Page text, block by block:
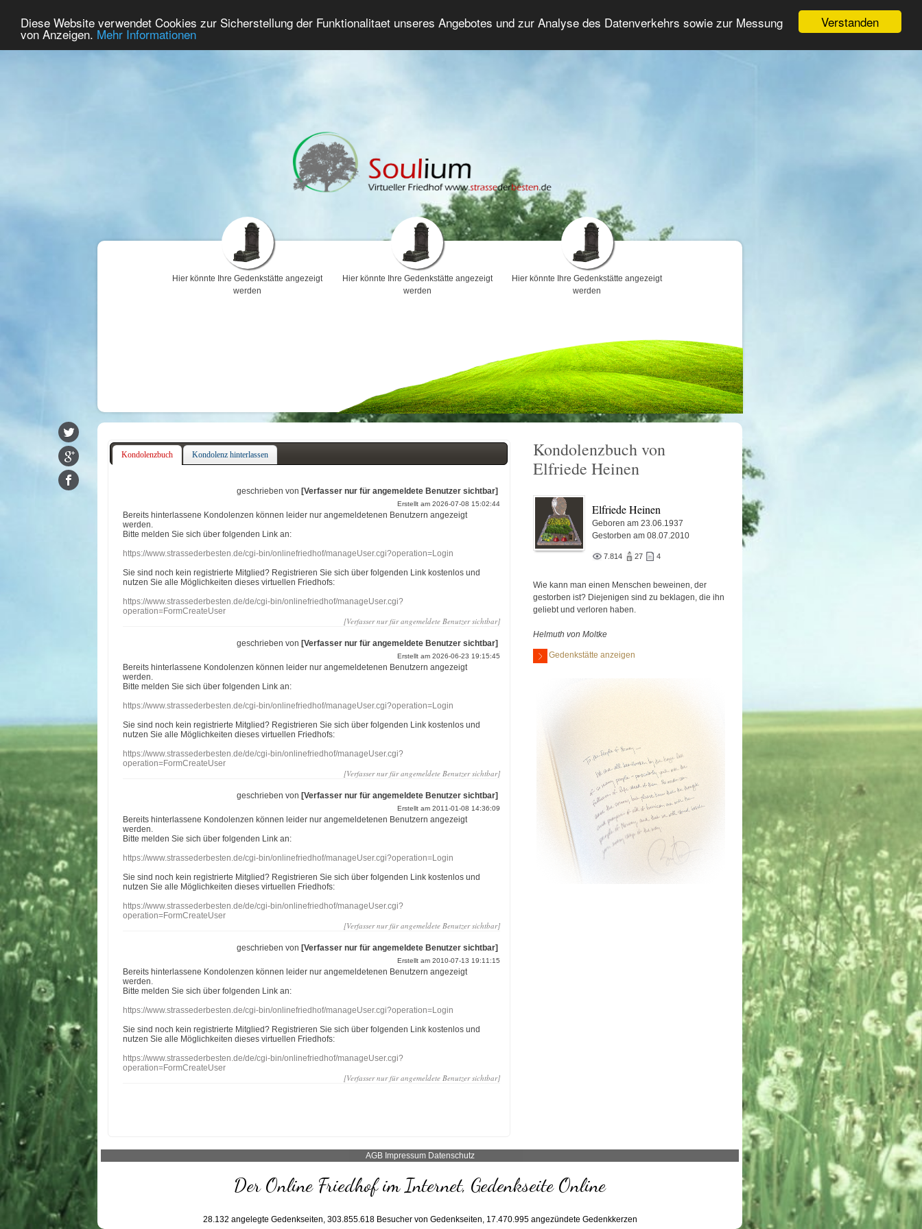
Verstanden
Diese Website verwendet Cookies zur Sicherstellung der Funktionalitaet unseres Angebotes und zur Analyse des Datenverkehrs sowie zur Messung
von Anzeigen. Mehr Informationen
Home Premium Gedenken Trauerforum Erweiterte Suche Anmelden
Hier könnte Ihre Gedenkstätte angezeigt
werden
Hier könnte Ihre Gedenkstätte angezeigt
werden
Hier könnte Ihre Gedenkstätte angezeigt
werden
Kondolenzbuch Kondolenz hinterlassen
geschrieben von [Verfasser nur für angemeldete Benutzer sichtbar]
Erstellt am 2026-07-08 15:02:44
Bereits hinterlassene Kondolenzen können leider nur angemeldetenen Benutzern angezeigt
werden.
Bitte melden Sie sich über folgenden Link an:
https://www.strassederbesten.de/cgi-bin/onlinefriedhof/manageUser.cgi?operation=Login
Sie sind noch kein registrierte Mitglied? Registrieren Sie sich über folgenden Link kostenlos und
nutzen Sie alle Möglichkeiten dieses virtuellen Friedhofs:
https://www.strassederbesten.de/de/cgi-bin/onlinefriedhof/manageUser.cgi?
operation=FormCreateUser
[Verfasser nur für angemeldete Benutzer sichtbar]
geschrieben von [Verfasser nur für angemeldete Benutzer sichtbar]
Erstellt am 2026-06-23 19:15:45
Bereits hinterlassene Kondolenzen können leider nur angemeldetenen Benutzern angezeigt
werden.
Bitte melden Sie sich über folgenden Link an:
https://www.strassederbesten.de/cgi-bin/onlinefriedhof/manageUser.cgi?operation=Login
Sie sind noch kein registrierte Mitglied? Registrieren Sie sich über folgenden Link kostenlos und
nutzen Sie alle Möglichkeiten dieses virtuellen Friedhofs:
https://www.strassederbesten.de/de/cgi-bin/onlinefriedhof/manageUser.cgi?
operation=FormCreateUser
[Verfasser nur für angemeldete Benutzer sichtbar]
geschrieben von [Verfasser nur für angemeldete Benutzer sichtbar]
Erstellt am 2011-01-08 14:36:09
Bereits hinterlassene Kondolenzen können leider nur angemeldetenen Benutzern angezeigt
werden.
Bitte melden Sie sich über folgenden Link an:
https://www.strassederbesten.de/cgi-bin/onlinefriedhof/manageUser.cgi?operation=Login
Sie sind noch kein registrierte Mitglied? Registrieren Sie sich über folgenden Link kostenlos und
nutzen Sie alle Möglichkeiten dieses virtuellen Friedhofs:
https://www.strassederbesten.de/de/cgi-bin/onlinefriedhof/manageUser.cgi?
operation=FormCreateUser
[Verfasser nur für angemeldete Benutzer sichtbar]
geschrieben von [Verfasser nur für angemeldete Benutzer sichtbar]
Erstellt am 2010-07-13 19:11:15
Bereits hinterlassene Kondolenzen können leider nur angemeldetenen Benutzern angezeigt
werden.
Bitte melden Sie sich über folgenden Link an:
https://www.strassederbesten.de/cgi-bin/onlinefriedhof/manageUser.cgi?operation=Login
Sie sind noch kein registrierte Mitglied? Registrieren Sie sich über folgenden Link kostenlos und
nutzen Sie alle Möglichkeiten dieses virtuellen Friedhofs:
https://www.strassederbesten.de/de/cgi-bin/onlinefriedhof/manageUser.cgi?
operation=FormCreateUser
[Verfasser nur für angemeldete Benutzer sichtbar]
Kondolenzbuch von
Elfriede Heinen
Elfriede Heinen
Geboren am 23.06.1937
Gestorben am 08.07.2010
7.814 27 4
Wie kann man einen Menschen beweinen, der
gestorben ist? Diejenigen sind zu beklagen, die ihn
geliebt und verloren haben.
Helmuth von Moltke
Gedenkstätte anzeigen
AGB Impressum Datenschutz
Der Online Friedhof im Internet, Gedenkseite Online
28.132 angelegte Gedenkseiten, 303.855.618Besucher von Gedenkseiten, 17.470.995angezündete Gedenkkerzen